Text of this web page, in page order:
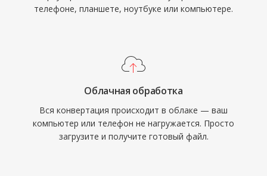
сигнала при декодировании. Во-вторых,
поддерживают порядок в библиотеках без
дополнительных файлов. В-третьих,
открытая лицензия означает отсутствие
патентов и роялти, устраняя юридические
барьеры для разработчиков и
телефоне, планшете, ноутбуке или компьютере.
Облачная обработка
Вся конвертация происходит в облаке — ваш
компьютер или телефон не нагружается. Просто
загрузите и получите готовый файл.